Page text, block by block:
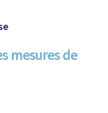
mesures de